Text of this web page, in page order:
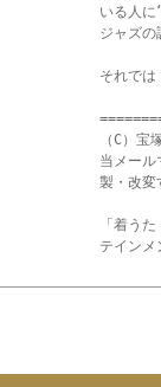
いる人に
ジャズの
それで
（C）
当メール
製・改変
「着う